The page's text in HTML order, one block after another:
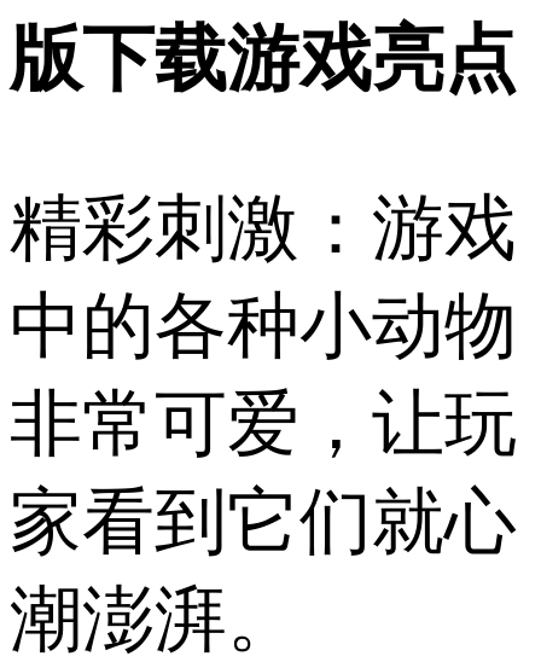
版下载游戏亮点
精彩刺激：游戏
中的各种小动物
非常可爱，让玩
家看到它们就心
潮澎湃。